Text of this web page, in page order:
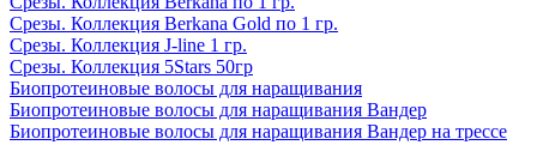
Срезы. Коллекция Berkana Gold по 1 гр.
Срезы. Коллекция J-line 1 гр.
Срезы. Коллекция 5Stars 50гр
Биопротеиновые волосы для наращивания
Биопротеиновые волосы для наращивания Вандер
Биопротеиновые волосы для наращивания Вандер на трессе